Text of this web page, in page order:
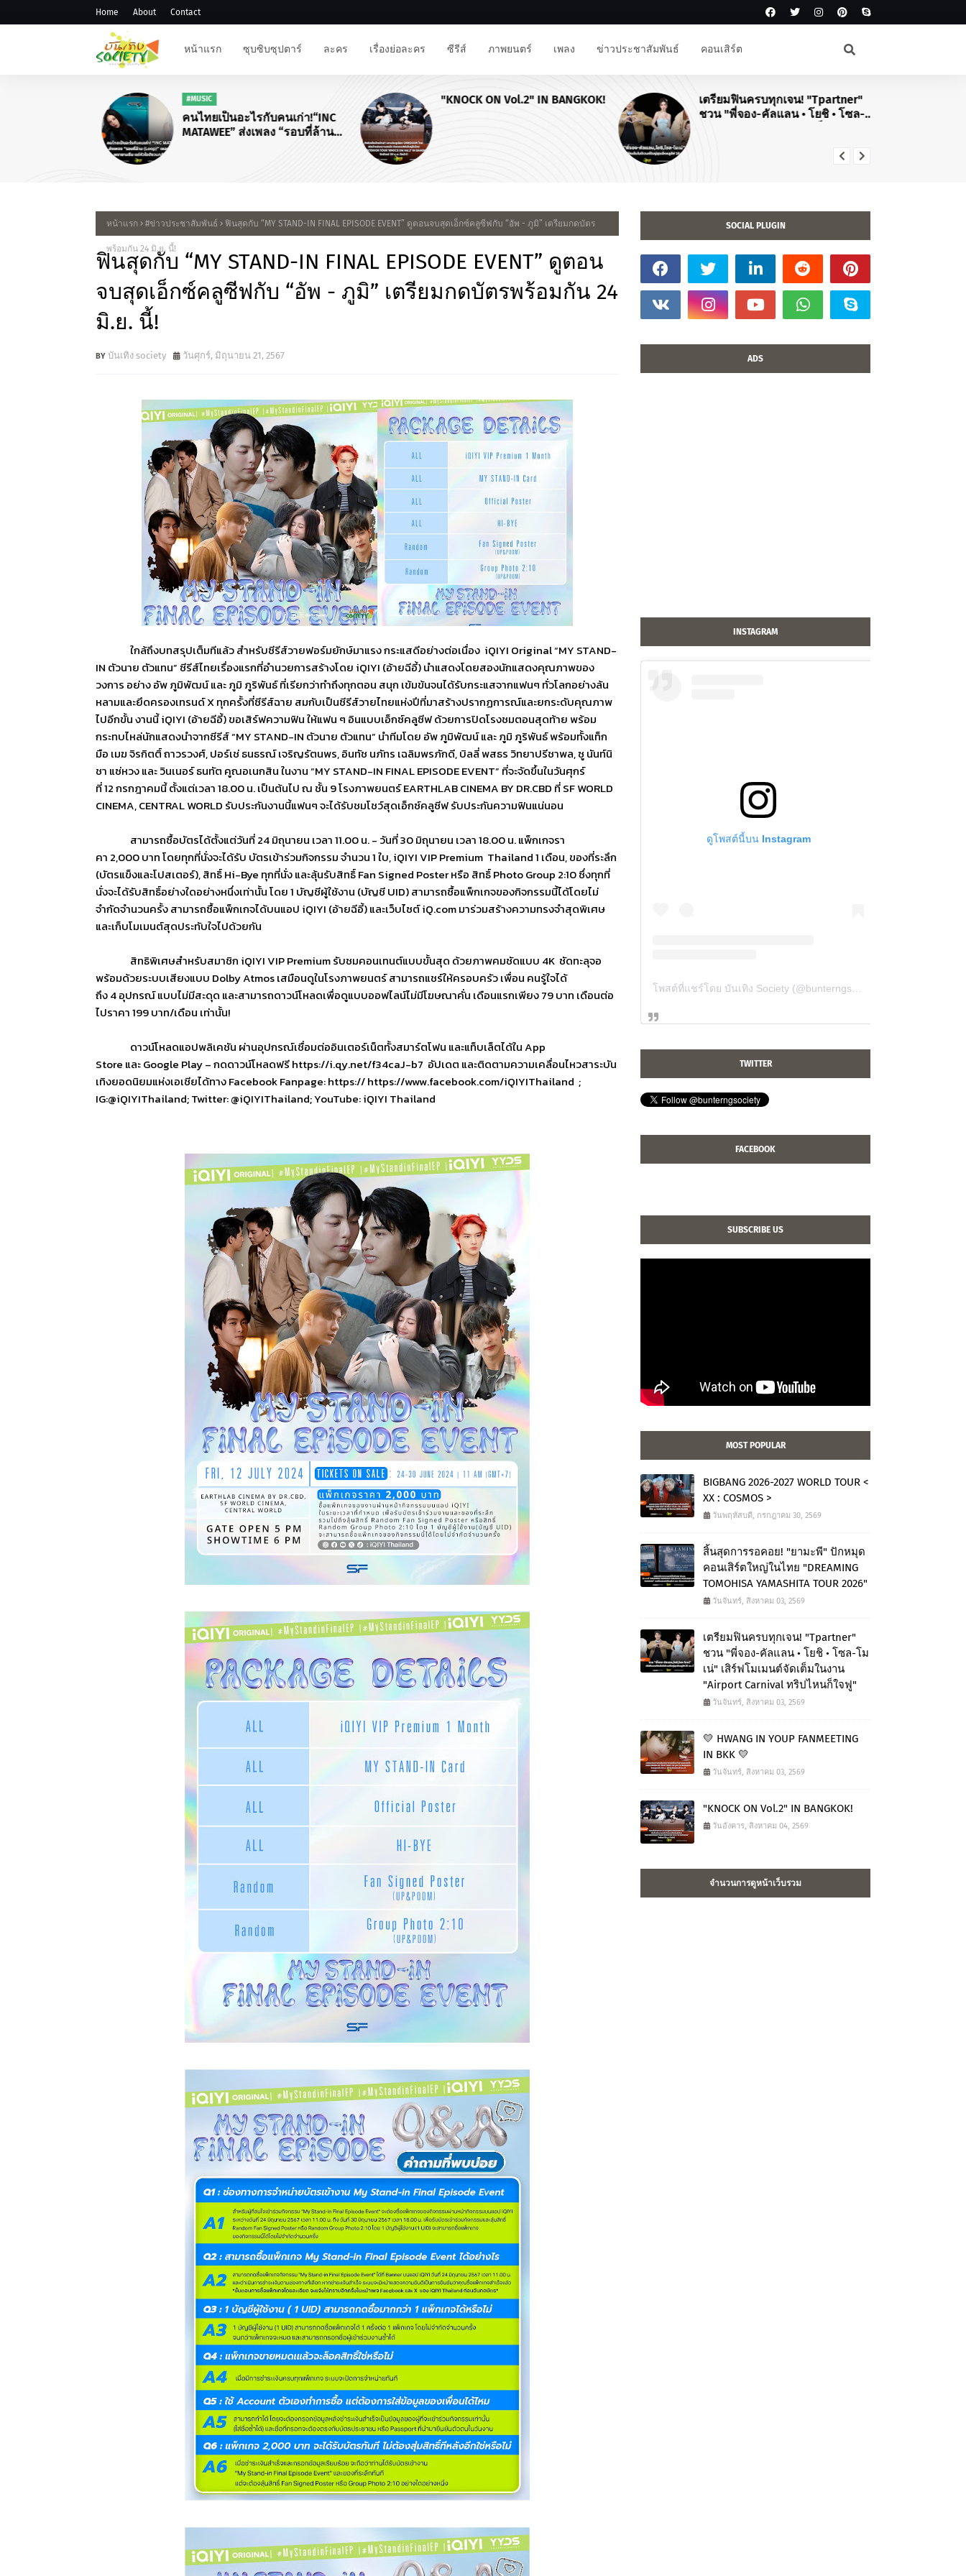
Home About Contact
หน้าแรก ซุบซิบซุปตาร์ ละคร เรื่องย่อละคร ซีรีส์ ภาพยนตร์ เพลง ข่าวประชาสัมพันธ์ คอนเสิร์ต
#MUSIC
คนไทยเป็นอะไรกับคนเก่า!“INC
MATAWEE” ส่งเพลง “รอบที่ล้าน
"KNOCK ON Vol.2" IN BANGKOK!
เตรียมฟินครบทุกเจน! "Tpartner"
ชวน "พี่จอง-คัลแลน • โยชิ • โซล-
หน้าแรก #ข่าวประชาสัมพันธ์ ฟินสุดกับ “MY STAND-IN FINAL EPISODE EVENT” ดูตอนจบสุดเอ็กซ์คลูซีฟกับ “อัพ - ภูมิ” เตรียมกดบัตร
พร้อมกัน 24 มิ.ย. นี้!
ฟินสุดกับ “MY STAND-IN FINAL EPISODE EVENT” ดูตอน
จบสุดเอ็กซ์คลูซีฟกับ “อัพ - ภูมิ” เตรียมกดบัตรพร้อมกัน 24
มิ.ย. นี้!
บันเทิง society วันศุกร์, มิถุนายน 21, 2567
ใกล้ถึงบทสรุปเต็มทีแล้ว สำหรับซีรีส์วายฟอร์มยักษ์มาแรง กระแสดีอย่างต่อเนื่อง iQIYI Original “MY STAND-
IN ตัวนาย ตัวแทน” ซีรีส์ไทยเรื่องแรกที่อำนวยการสร้างโดย iQIYI (อ้ายฉีอี้) นำแสดงโดยสองนักแสดงคุณภาพของ
วงการ อย่าง อัพ ภูมิพัฒน์ และ ภูมิ ภูริพันธ์ ที่เรียกว่าทำถึงทุกตอน สนุก เข้มข้นจนได้รับกระแสจากแฟนๆ ทั่วโลกอย่างล้น
หลามและยึดครองเทรนด์Xทุกครั้งที่ซีรีส์ฉาย สมกับเป็นซีรีส์วายไทยแห่งปีที่มาสร้างปรากฏการณ์และยกระดับคุณภาพ
ไปอีกขั้น งานนี้iQIYI (อ้ายฉีอี้) ขอเสิร์ฟความฟิน ให้แฟน ๆ อินแบบเอ็กซ์คลูซีฟ ด้วยการปิดโรงชมตอนสุดท้าย พร้อม
กระทบไหล่นักแสดงนำจากซีรีส์“MY STAND-IN ตัวนาย ตัวแทน” นำทีมโดย อัพ ภูมิพัฒน์ และ ภูมิ ภูริพันธ์ พร้อมทั้งแท็ก
มือ เมฆ จิรกิตติ์ ถาวรวงศ์,ปอร์เช่ ธนธรณ์ เจริญรัตนพร,อินทัช นภัทร เฉลิมพรภักดี,บิลลี่ พสธร วิทยาปรีชาพล,ซู นันท์นิ
ชา แซ่หวง และ วินเนอร์ ธนทัต คูณอเนกสิน ในงาน“MY STAND-IN FINAL EPISODE EVENT” ที่จะจัดขึ้นในวันศุกร์
ที่12กรกฎาคมนี้ ตั้งแต่เวลา18.00น. เป็นต้นไป ณ ชั้น 9โรงภาพยนตร์EARTHLAB CINEMA BY DR.CBD ที่SF WORLD
CINEMA, CENTRAL WORLD รับประกันงานนี้แฟนๆ จะได้รับชมโชว์สุดเอ็กซ์คลูซีฟ รับประกันความฟินแน่นอน
สามารถซื้อบัตรได้ตั้งแต่วันที่24มิถุนายน เวลา11.00น. - วันที่30มิถุนายน เวลา18.00น. แพ็กเกจรา
คา 2,000บาท โดยทุกที่นั่งจะได้รับ บัตรเข้าร่วมกิจกรรม จำนวน1ใบ, iQIYI VIP Premium Thailand 1 เดือน,ของที่ระลึก
(บัตรแข็งและโปสเตอร์),สิทธิ์Hi-Bye ทุกที่นั่ง และลุ้นรับสิทธิ์Fan Signed Posterหรือ สิทธิ์Photo Group 2:10ซึ่งทุกที่
นั่งจะได้รับสิทธิ์อย่างใดอย่างหนึ่งเท่านั้น โดย1 บัญชีผู้ใช้งาน (บัญชีUID)สามารถซื้อแพ็กเกจของกิจกรรมนี้ได้โดยไม่
จำกัดจำนวนครั้ง สามารถซื้อแพ็กเกจได้บนแอป iQIYI (อ้ายฉีอี้) และเว็บไซต์iQ.comมาร่วมสร้างความทรงจำสุดพิเศษ
และเก็บโมเมนต์สุดประทับใจไปด้วยกัน
สิทธิพิเศษสำหรับสมาชิก iQIYI VIP Premiumรับชมคอนเทนต์แบบขั้นสุด ด้วยภาพคมชัดแบบ 4K ชัดทะลุจอ
พร้อมด้วยระบบเสียงแบบ Dolby Atmosเสมือนดูในโรงภาพยนตร์ สามารถแชร์ให้ครอบครัว เพื่อน คนรู้ใจได้
ถึง4อุปกรณ์ แบบไม่มีสะดุด และสามารถดาวน์โหลดเพื่อดูแบบออฟไลน์ไม่มีโฆษณาคั่น เดือนแรกเพียง79บาท เดือนต่อ
ไปราคา199บาท/เดือน เท่านั้น!
ดาวน์โหลดแอปพลิเคชัน ผ่านอุปกรณ์เชื่อมต่ออินเตอร์เน็ตทั้งสมาร์ตโฟน และแท็บเล็ตได้ในApp
Store และGoogle Play –กดดาวน์โหลดฟรีhttps://i.qy.net/f34caJ-b7 อัปเดต และติดตามความเคลื่อนไหวสาระบัน
เทิงยอดนิยมแห่งเอเชียได้ทางFacebook Fanpage: https://https://www.facebook.com/iQIYIThailand ;
IG:@iQIYIThailand; Twitter: @iQIYIThailand; YouTube: iQIYI Thailand
SOCIAL PLUGIN
ADS
INSTAGRAM
ดูโพสต์นี้บน Instagram
TWITTER
FACEBOOK
SUBSCRIBE US
MOST POPULAR
BIGBANG 2026-2027 WORLD TOUR <
XX : COSMOS >
วันพฤหัสบดี, กรกฎาคม 30, 2569
สิ้นสุดการรอคอย! "ยามะพี" ปักหมุด
คอนเสิร์ตใหญ่ในไทย "DREAMING
TOMOHISA YAMASHITA TOUR 2026"
วันจันทร์, สิงหาคม 03, 2569
เตรียมฟินครบทุกเจน! "Tpartner"
ชวน "พี่จอง-คัลแลน • โยชิ • โซล-โม
เน่" เสิร์ฟโมเมนต์จัดเต็มในงาน
"Airport Carnival ทริปไหนก็ใจฟู"
วันจันทร์, สิงหาคม 03, 2569
💛 HWANG IN YOUP FANMEETING
IN BKK 💛
วันจันทร์, สิงหาคม 03, 2569
"KNOCK ON Vol.2" IN BANGKOK!
วันอังคาร, สิงหาคม 04, 2569
จำนวนการดูหน้าเว็บรวม